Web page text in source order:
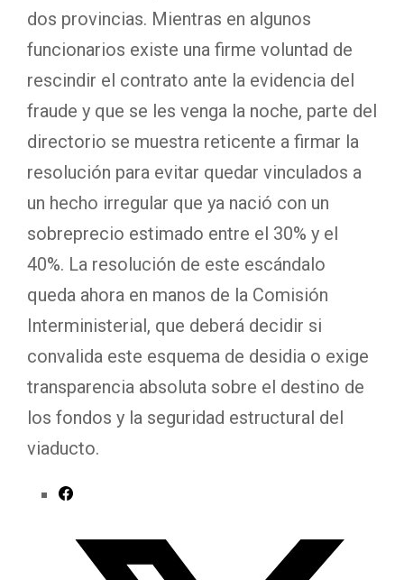
dos provincias. Mientras en algunos
funcionarios existe una firme voluntad de
rescindir el contrato ante la evidencia del
fraude y que se les venga la noche, parte del
directorio se muestra reticente a firmar la
resolución para evitar quedar vinculados a
un hecho irregular que ya nació con un
sobreprecio estimado entre el 30% y el
40%. La resolución de este escándalo
queda ahora en manos de la Comisión
Interministerial, que deberá decidir si
convalida este esquema de desidia o exige
transparencia absoluta sobre el destino de
los fondos y la seguridad estructural del
viaducto.